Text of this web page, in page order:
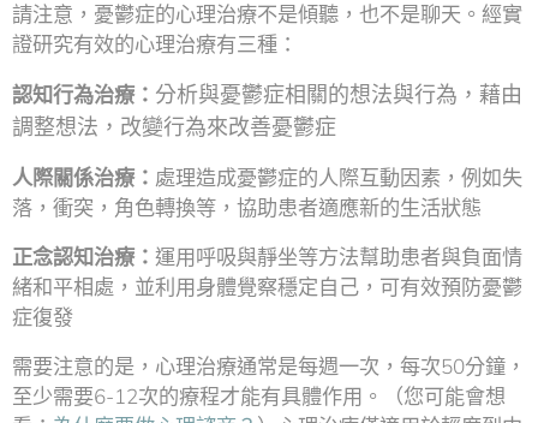
請注意，憂鬱症的心理治療不是傾聽，也不是聊天。經實
證研究有效的心理治療有三種：
認知行為治療： 分析與憂鬱症相關的想法與行為，藉由
調整想法，改變行為來改善憂鬱症
人際關係治療： 處理造成憂鬱症的人際互動因素，例如失
落，衝突，角色轉換等，協助患者適應新的生活狀態
正念認知治療： 運用呼吸與靜坐等方法幫助患者與負面情
緒和平相處，並利用身體覺察穩定自己，可有效預防憂鬱
症復發
需要注意的是，心理治療通常是每週一次，每次50分鐘，
至少需要6-12次的療程才能有具體作用。（您可能會想